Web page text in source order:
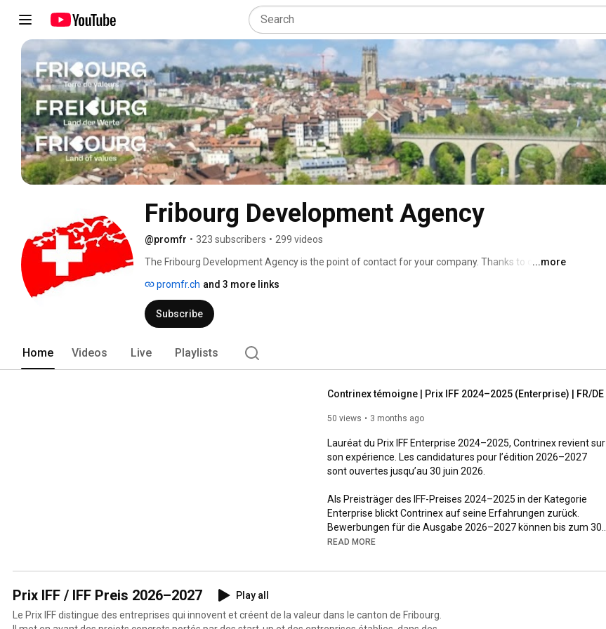
Fribourg Development Agency
@promfr • 323 subscribers • 299 videos
The Fribourg Development Agency is the point of contact for your company. Thanks to our ...more
promfr.ch and 3 more links
Subscribe
Home Videos Live Playlists
Contrinex témoigne | Prix IFF 2024–2025 (Enterprise) | FR/DE
50 views 3 months ago
Lauréat du Prix IFF Enterprise 2024–2025, Contrinex revient sur
son expérience. Les candidatures pour l’édition 2026–2027
sont ouvertes jusqu’au 30 juin 2026.
Als Preisträger des IFF-Preises 2024–2025 in der Kategorie
Enterprise blickt Contrinex auf seine Erfahrungen zurück.
Bewerbungen für die Ausgabe 2026–2027 können bis zum 30.
Juni 2026 eingereicht werden.
READ MORE
Prix IFF / IFF Preis 2026–2027
Play all
Le Prix IFF distingue des entreprises qui innovent et créent de la valeur dans le canton de Fribourg.